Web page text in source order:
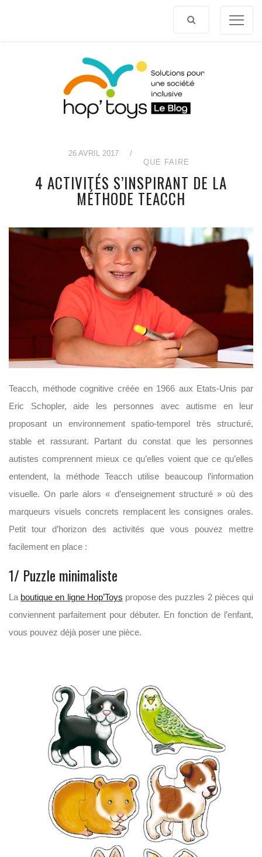
26 AVRIL 2017
/
QUE FAIRE
4 ACTIVITÉS S’INSPIRANT DE LA
MÉTHODE TEACCH
Teacch, méthode cognitive créée en 1966 aux Etats-Unis par
Eric Schopler, aide les personnes avec autisme en leur
proposant un environnement spatio-temporel très structuré,
stable et rassurant. Partant du constat que les personnes
autistes comprennent mieux ce qu’elles voient que ce qu’elles
entendent, la méthode Teacch utilise beaucoup l’information
visuelle. On parle alors « d’enseignement structuré » où des
marqueurs visuels concrets remplacent les consignes orales.
Petit tour d’horizon des activités que vous pouvez mettre
facilement en place :
1/ Puzzle minimaliste
La boutique en ligne Hop’Toys propose des puzzles 2 pièces qui
conviennent parfaitement pour débuter. En fonction de l’enfant,
vous pouvez déjà poser une pièce.